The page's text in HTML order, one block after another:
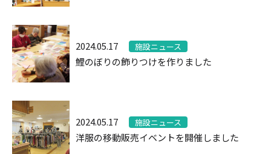
2024.05.17 施設ニュース
鯉のぼりの飾りつけを作りました
2024.05.17 施設ニュース
洋服の移動販売イベントを開催しました